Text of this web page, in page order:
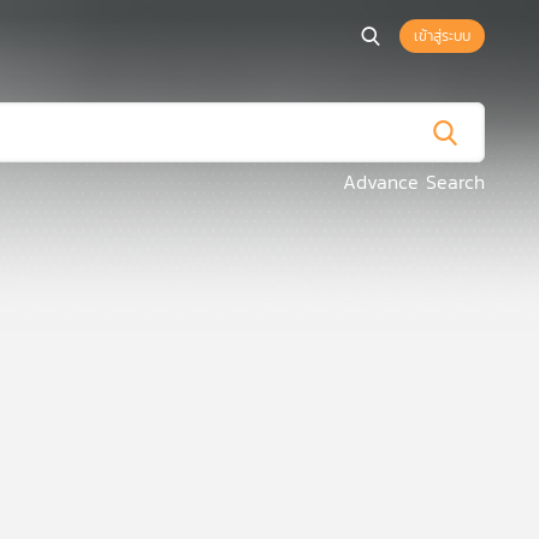
เข้าสู่ระบบ
Advance Search